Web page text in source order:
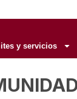
y servicios